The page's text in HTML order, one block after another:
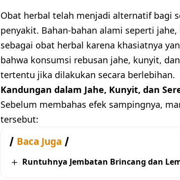
Obat herbal telah menjadi alternatif bagi
penyakit. Bahan-bahan alami seperti
sebagai obat herbal karena khasiatnya
bahwa konsumsi rebusan jahe, kunyit,
tertentu jika dilakukan secara berlebihan.
Kandungan dalam Jahe, Kunyit, dan
Sebelum membahas efek sampingnya,
tersebut:
Baca Juga
Runtuhnya Jembatan Brincang dan